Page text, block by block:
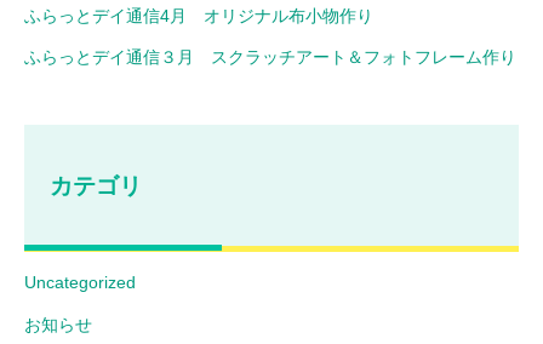
ふらっとデイ通信4月 オリジナル布小物作り
ふらっとデイ通信３月 スクラッチアート＆フォトフレーム作り
カテゴリ
Uncategorized
お知らせ